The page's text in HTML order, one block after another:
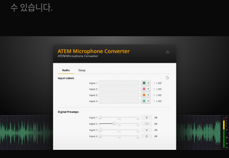
수 있습니다.